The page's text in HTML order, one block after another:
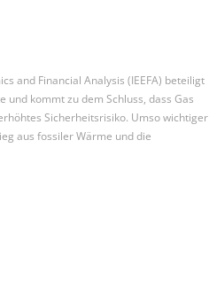
and Financial Analysis (IEEFA) beteiligt
kommt zu dem Schluss, dass Gas
Sicherheitsrisiko. Umso wichtiger
aus fossiler Wärme und die